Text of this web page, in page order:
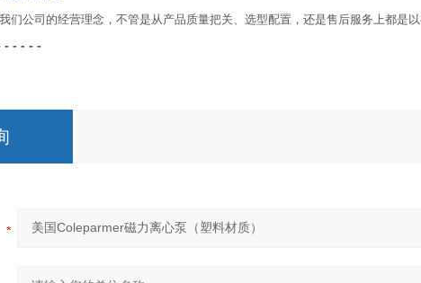
们公司的经营理念，不管是从产品质量把关、选型配置，还是售后服务上都是
- - - - -